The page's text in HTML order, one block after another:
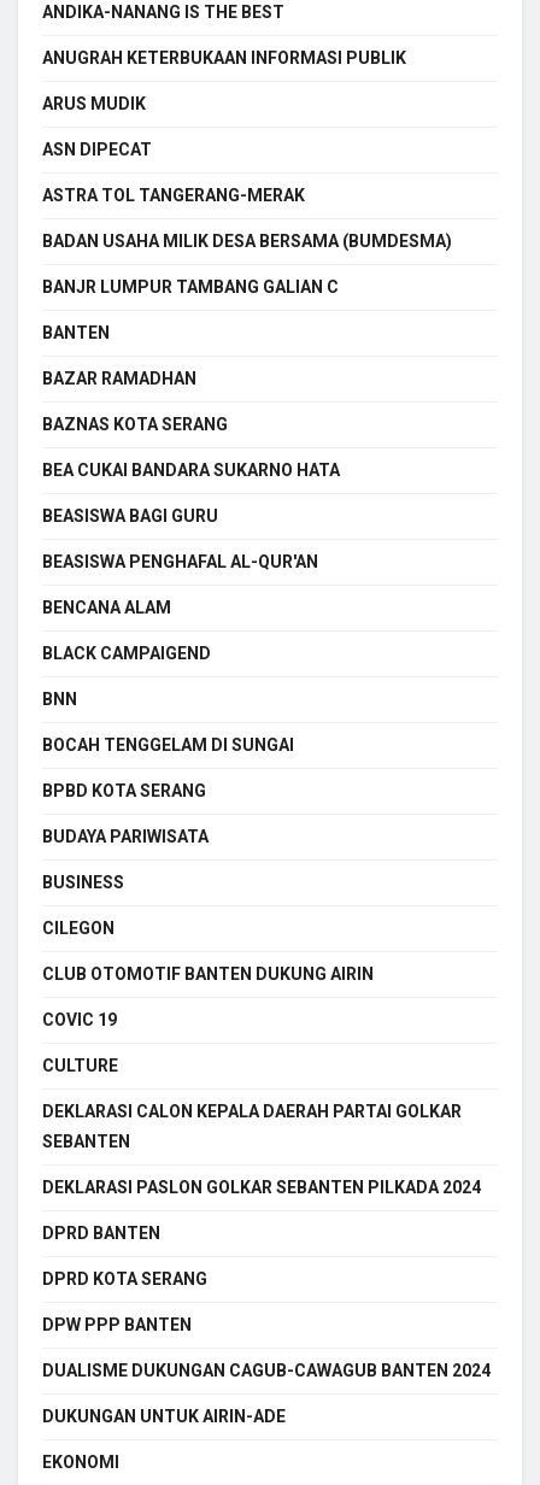
ANDIKA-NANANG IS THE BEST
ANUGRAH KETERBUKAAN INFORMASI PUBLIK
ARUS MUDIK
ASN DIPECAT
ASTRA TOL TANGERANG-MERAK
BADAN USAHA MILIK DESA BERSAMA (BUMDESMA)
BANJR LUMPUR TAMBANG GALIAN C
BANTEN
BAZAR RAMADHAN
BAZNAS KOTA SERANG
BEA CUKAI BANDARA SUKARNO HATA
BEASISWA BAGI GURU
BEASISWA PENGHAFAL AL-QUR'AN
BENCANA ALAM
BLACK CAMPAIGEND
BNN
BOCAH TENGGELAM DI SUNGAI
BPBD KOTA SERANG
BUDAYA PARIWISATA
BUSINESS
CILEGON
CLUB OTOMOTIF BANTEN DUKUNG AIRIN
COVIC 19
CULTURE
DEKLARASI CALON KEPALA DAERAH PARTAI GOLKAR
SEBANTEN
DEKLARASI PASLON GOLKAR SEBANTEN PILKADA 2024
DPRD BANTEN
DPRD KOTA SERANG
DPW PPP BANTEN
DUALISME DUKUNGAN CAGUB-CAWAGUB BANTEN 2024
DUKUNGAN UNTUK AIRIN-ADE
EKONOMI